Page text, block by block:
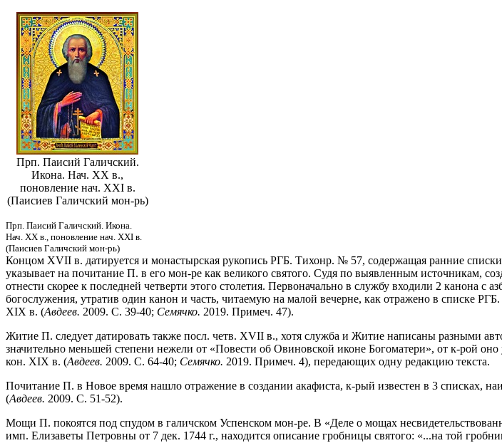
Прп. Паисий Галичский.
Икона. Нач. XX в.,
поновление нач. XXI в.
(Паисиев Галичский мон-рь)
Прп. Паисий Галичский. Икона.
Нач. XX в., поновление нач. XXI в.
(Паисиев Галичский мон-рь)
Концом XVII в. датируется и монастырская рукопись РГБ. Тихонр. № 57, содержащая ранние
указывает на почитание П. в его мон-ре как великого святого. Судя по выявленным источникам,
отнести скорее к последней четверти этого столетия. Первоначально в службу входили 2 канона
богослужения, утратив один канон и часть, читаемую на малой вечерне, как отражено в списке
XIX в. (Авдеев. 2009. С. 39-40; Семячко. 2019. Примеч. 47).
Житие П. следует датировать также посл. четв. XVII в., хотя служба и Житие написаны разными
значительно меньшей степени нежели от «Повести об Овиновской иконе Богоматери», от к-рой
кон. XIX в. (Авдеев. 2009. С. 64-40; Семячко. 2019. Примеч. 4), передающих одну редакцию текста.
Почитание П. в Новое время нашло отражение в создании акафиста, к-рый известен в 3 списках,
(Авдеев. 2009. С. 51-52).
Мощи П. покоятся под спудом в галичском Успенском мон-ре. В «Деле о мощах
имп. Елизаветы Петровны от 7 дек. 1744 г., находится описание гробницы святого: «...на той